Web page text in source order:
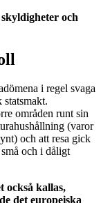
och
i regel svaga
statsmakt.
områden runt sin
(varor
och att resa gick
och i dåligt
också kallas,
det europeiska